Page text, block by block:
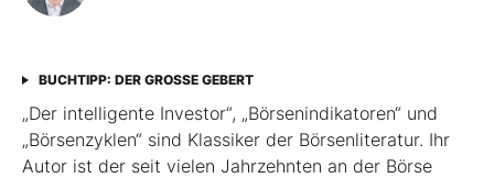
BUCHTIPP: DER GROSSE GEBERT
„Der intelligente Investor“, „Börsenindikatoren“ und
„Börsenzyklen“ sind Klassiker der Börsen­literatur. Ihr
Autor ist der seit vielen Jahrzehnten an der Börse